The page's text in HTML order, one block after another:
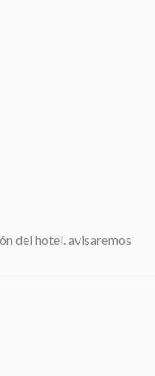
del hotel. avisaremos